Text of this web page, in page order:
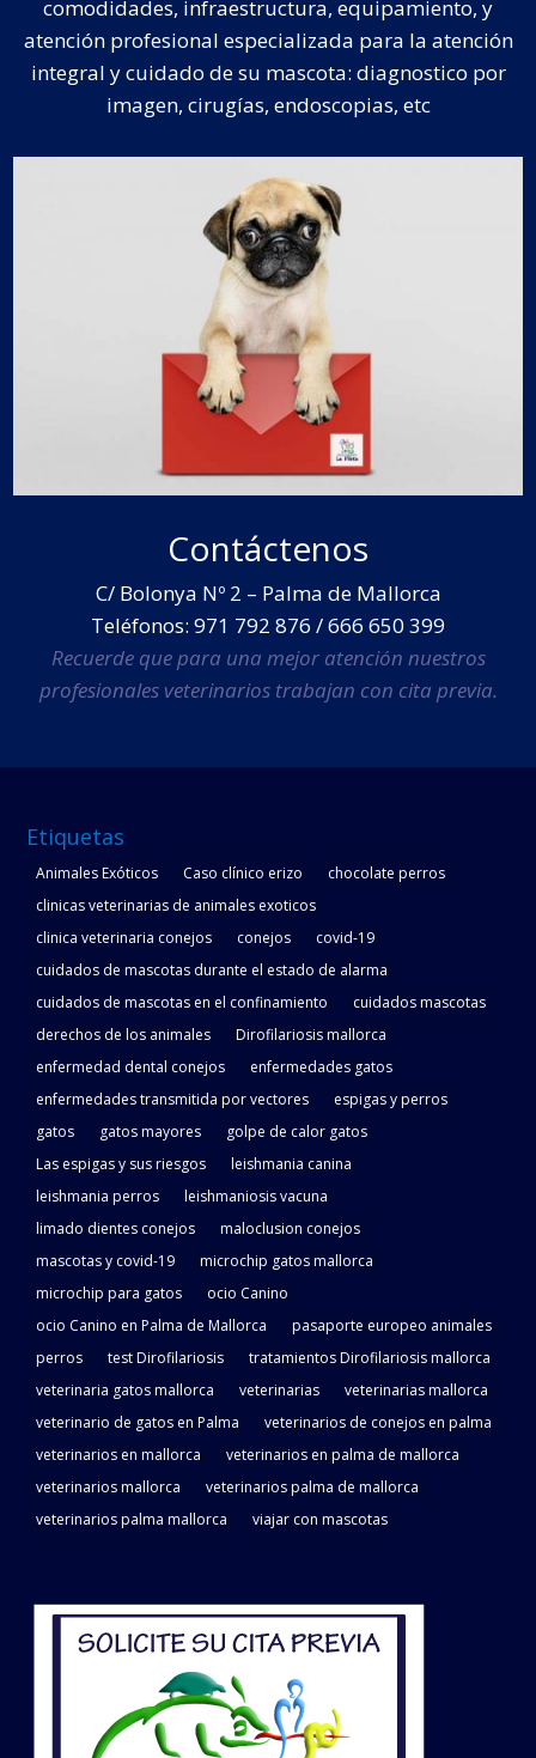
comodidades, infraestructura, equipamiento, y
atención profesional especializada para la atención
integral y cuidado de su mascota: diagnostico por
imagen, cirugías, endoscopias, etc
Contáctenos
C/ Bolonya Nº 2 – Palma de Mallorca
Teléfonos: 971 792 876 / 666 650 399
Recuerde que para una mejor atención nuestros
profesionales veterinarios trabajan con cita previa.
Etiquetas
Animales Exóticos Caso clínico erizo
chocolate perros
clinicas veterinarias de animales exoticos
clinica veterinaria conejos
conejos
covid-19
cuidados de mascotas durante el estado de alarma
cuidados de mascotas en el confinamiento
cuidados mascotas
derechos de los animales
Dirofilariosis mallorca
enfermedad dental conejos
enfermedades gatos
enfermedades transmitida por vectores
espigas y perros
gatos
gatos mayores
golpe de calor gatos
Las espigas y sus riesgos
leishmania canina
leishmania perros
leishmaniosis vacuna
limado dientes conejos
maloclusion conejos
mascotas y covid-19
microchip gatos mallorca
microchip para gatos
ocio Canino
ocio Canino en Palma de Mallorca
pasaporte europeo animales
perros
test Dirofilariosis
tratamientos Dirofilariosis mallorca
veterinaria gatos mallorca
veterinarias
veterinarias mallorca
veterinario de gatos en Palma
veterinarios de conejos en palma
veterinarios en mallorca
veterinarios en palma de mallorca
veterinarios mallorca
veterinarios palma de mallorca
veterinarios palma mallorca
viajar con mascotas